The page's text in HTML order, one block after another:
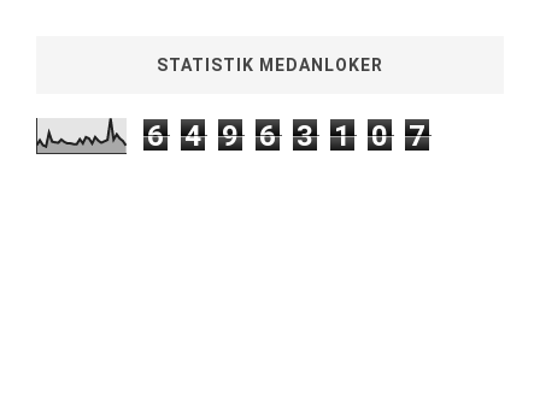
STATISTIK MEDANLOKER
6 4 9 6 3 1 0 7